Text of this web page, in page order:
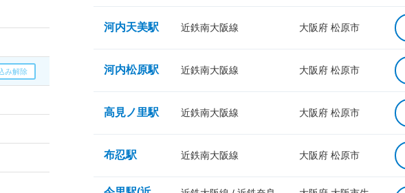
河内天美駅 近鉄南大阪線 大阪府 松原市
河内松原駅 近鉄南大阪線 大阪府 松原市
高見ノ里駅 近鉄南大阪線 大阪府 松原市
布忍駅 近鉄南大阪線 大阪府 松原市